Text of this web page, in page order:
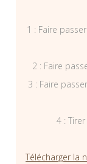
1 : Faire
2 : Faire
3 : Faire
4 :
Télécharger la